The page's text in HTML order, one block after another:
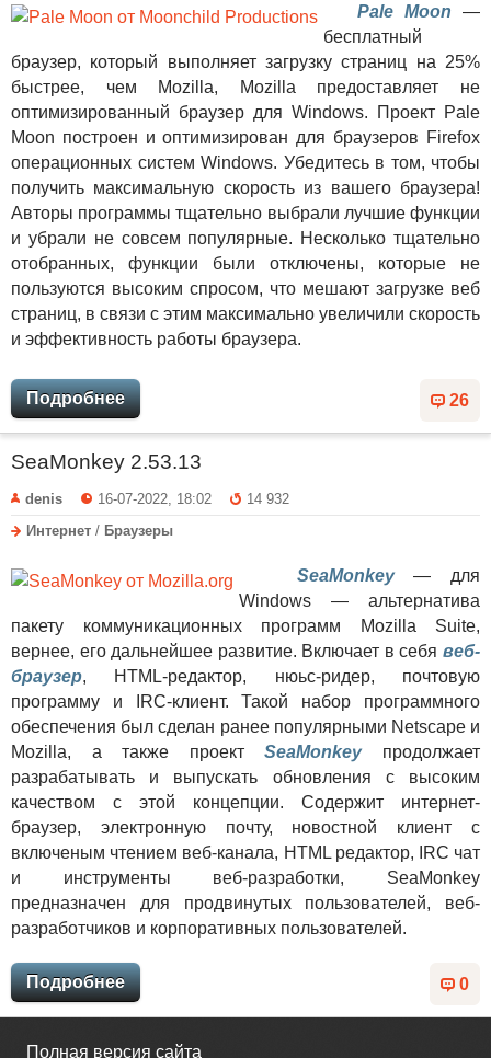
Pale Moon —
бесплатный
браузер, который выполняет загрузку страниц на 25%
быстрее, чем Mozilla, Mozilla предоставляет не
оптимизированный браузер для Windows. Проект Pale
Moon построен и оптимизирован для браузеров Firefox
операционных систем Windows. Убедитесь в том, чтобы
получить максимальную скорость из вашего браузера!
Авторы программы тщательно выбрали лучшие функции
и убрали не совсем популярные. Несколько тщательно
отобранных, функции были отключены, которые не
пользуются высоким спросом, что мешают загрузке веб
страниц, в связи с этим максимально увеличили скорость
и эффективность работы браузера.
26
Подробнее
SeaMonkey 2.53.13
denis 16-07-2022, 18:02
14 932
Интернет / Браузеры
SeaMonkey— для
Windows — альтернатива
пакету коммуникационных программ Mozilla Suite,
вернее, его дальнейшее развитие. Включает в себя веб-
браузер, HTML-редактор, нюьс-ридер, почтовую
программу и IRC-клиент. Такой набор программного
обеспечения был сделан ранее популярными Netscape и
Mozilla, а также проектSeaMonkeyпродолжает
разрабатывать и выпускать обновления с высоким
качеством с этой концепции. Содержит интернет-
браузер, электронную почту, новостной клиент с
включеным чтением веб-канала, HTML редактор, IRC чат
и инструменты веб-разработки, SeaMonkey
предназначен для продвинутых пользователей, веб-
разработчиков и корпоративных пользователей.
0
Подробнее
Полная версия сайта